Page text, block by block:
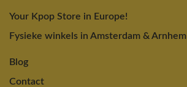
Your Kpop Store in Europe!
Fysieke winkels in Amsterdam & Arnhem
Blog
Contact